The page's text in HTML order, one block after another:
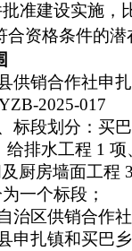
准建设实施
合资格条件的
供销合作社申
2025-017
标段划分：买
给排水工程 1
厨房墙面工程
一个标段；
治区供销合作
申扎镇和买巴